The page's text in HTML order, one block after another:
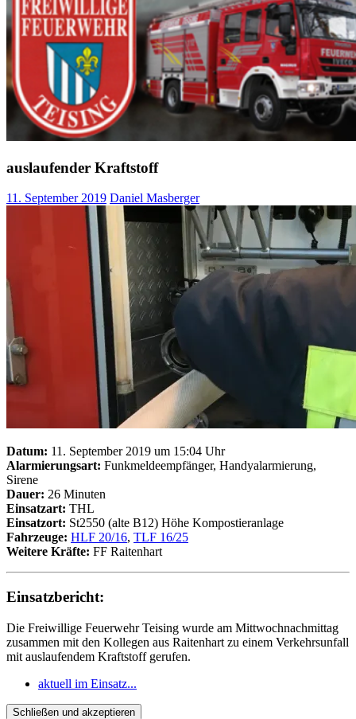
auslaufender Kraftstoff
11. September 2019 Daniel Masberger
Datum: 11. September 2019 um 15:04 Uhr
Alarmierungsart: Funkmeldeempfänger, Handyalarmierung,
Sirene
Dauer: 26 Minuten
Einsatzart: THL
Einsatzort: St2550 (alte B12) Höhe Kompostieranlage
Fahrzeuge: HLF 20/16, TLF 16/25
Weitere Kräfte: FF Raitenhart
Einsatzbericht:
Die Freiwillige Feuerwehr Teising wurde am Mittwochnachmittag
zusammen mit den Kollegen aus Raitenhart zu einem Verkehrsunfall
mit auslaufendem Kraftstoff gerufen.
aktuell im Einsatz...